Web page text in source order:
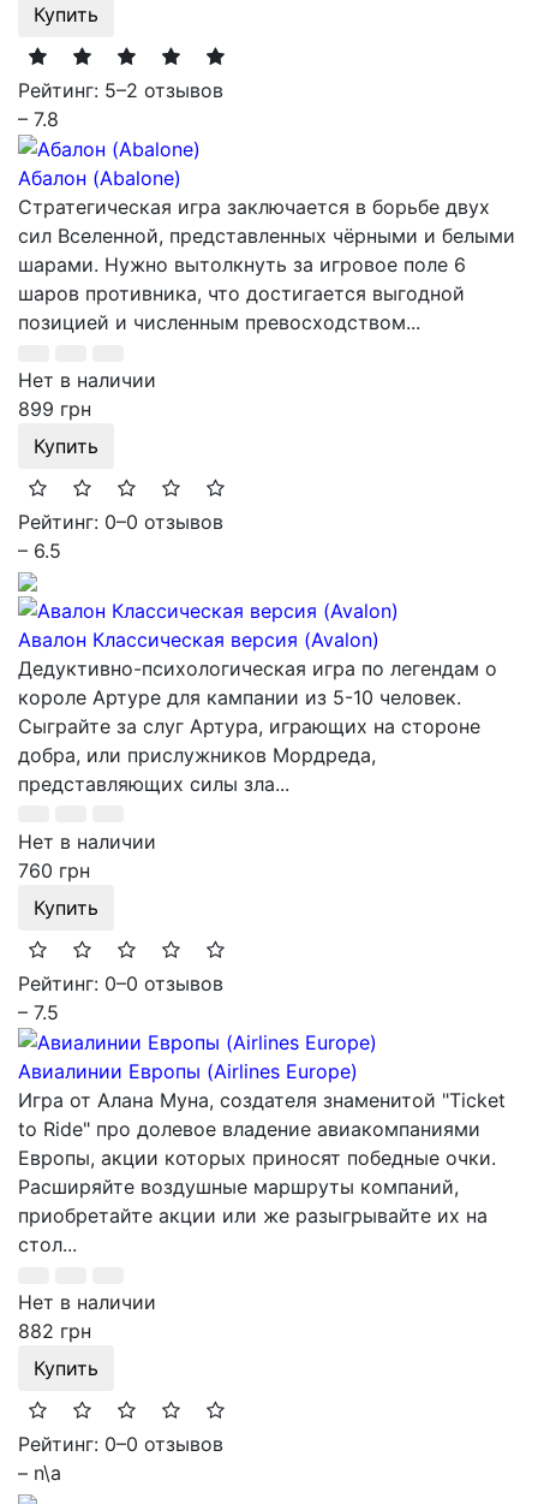
Купить
Рейтинг: 5–2 отзывов
– 7.8
Абалон (Abalone)
Стратегическая игра заключается в борьбе двух
сил Вселенной, представленных чёрными и белыми
шарами. Нужно вытолкнуть за игровое поле 6
шаров противника, что достигается выгодной
позицией и численным превосходством...
Нет в наличии
899 грн
Купить
Рейтинг: 0–0 отзывов
– 6.5
Авалон Классическая версия (Avalon)
Дедуктивно-психологическая игра по легендам о
короле Артуре для кампании из 5-10 человек.
Сыграйте за слуг Артура, играющих на стороне
добра, или прислужников Мордреда,
представляющих силы зла...
Нет в наличии
760 грн
Купить
Рейтинг: 0–0 отзывов
– 7.5
Авиалинии Европы (Airlines Europe)
Игра от Алана Муна, создателя знаменитой "Ticket
to Ride" про долевое владение авиакомпаниями
Европы, акции которых приносят победные очки.
Расширяйте воздушные маршруты компаний,
приобретайте акции или же разыгрывайте их на
стол...
Нет в наличии
882 грн
Купить
Рейтинг: 0–0 отзывов
– n\a